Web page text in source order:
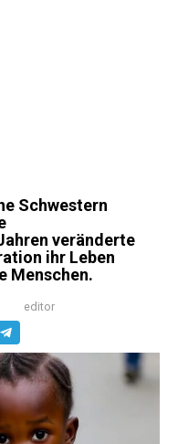
Schwestern
veränderte
ihr Leben
Menschen.
editor